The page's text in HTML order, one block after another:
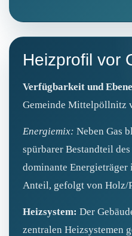
Heizprofil vor
Verfügbarkeit und
Gemeinde Mittelpöllnitz
Energiemix: Neben Gas
spürbarer Bestandteil
dominante
Anteil, gefolgt von Holz/
Heizsystem: Der
zentralen Heizsystemen